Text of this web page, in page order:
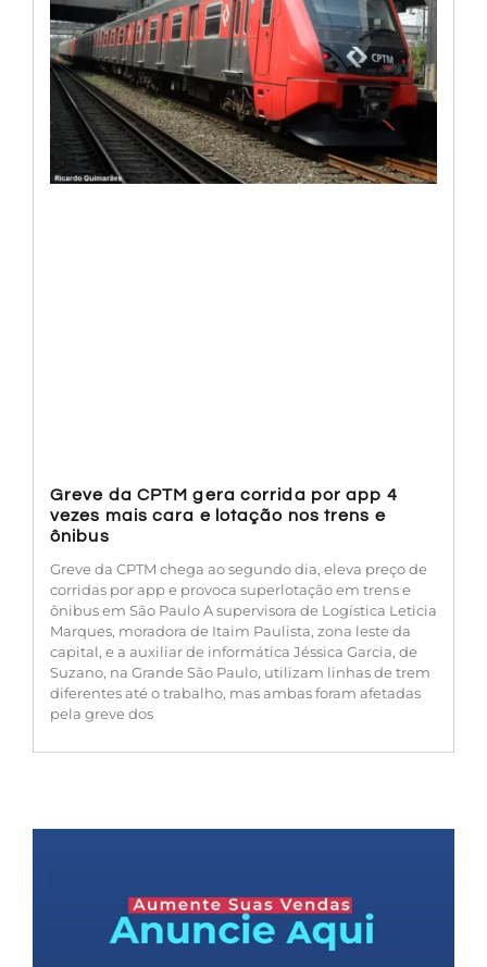
Greve da CPTM gera corrida por app 4
vezes mais cara e lotação nos trens e
ônibus
Greve da CPTM chega ao segundo dia, eleva preço de
corridas por app e provoca superlotação em trens e
ônibus em São Paulo A supervisora de Logística Leticia
Marques, moradora de Itaim Paulista, zona leste da
capital, e a auxiliar de informática Jéssica Garcia, de
Suzano, na Grande São Paulo, utilizam linhas de trem
diferentes até o trabalho, mas ambas foram afetadas
pela greve dos